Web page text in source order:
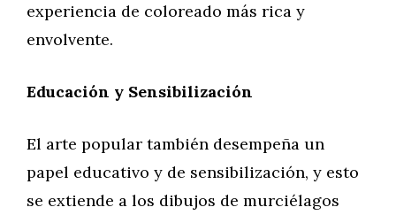
experiencia de coloreado más rica y
envolvente.
Educación y Sensibilización
El arte popular también desempeña un
papel educativo y de sensibilización, y esto
se extiende a los dibujos de murciélagos